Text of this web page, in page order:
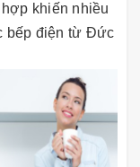
khiến nhiều
bếp điện từ Đức